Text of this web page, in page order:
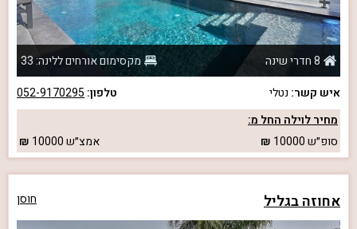
8 חדרי שינה
מקסימום אורחים ללינה: 33
איש קשר: נטלי טלפון: 052-9170295
מחיר לוילה החל מ:
סופ״ש10000 אמצ״ש10000
אחוזה בגליל חוסן